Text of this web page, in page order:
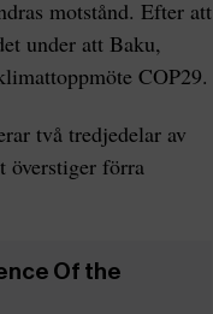
motstånd. Efter att
under att Baku,
COP29.
två tredjedelar av
överstiger förra
Of the